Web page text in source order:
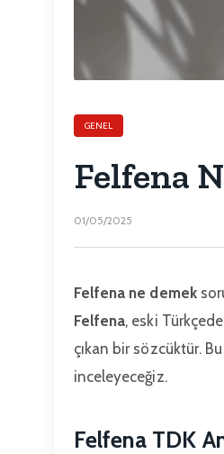
GENEL
Felfena
01/05/2025
Felfena ne demek
Felfena, eski
çıkan bir sözcüktür.
inceleyeceğiz.
Felfena TDK